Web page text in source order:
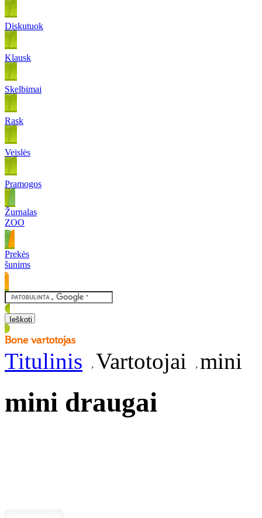
Diskutuok
Klausk
Skelbimai
Rask
Veislės
Pramogos
Žurnalas
ZOO
Prekės
šunims
Titulinis Vartotojai mini
mini draugai